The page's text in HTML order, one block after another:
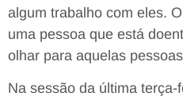
algum trabalho com eles.
uma pessoa que está
olhar para aquelas
Na sessão da última